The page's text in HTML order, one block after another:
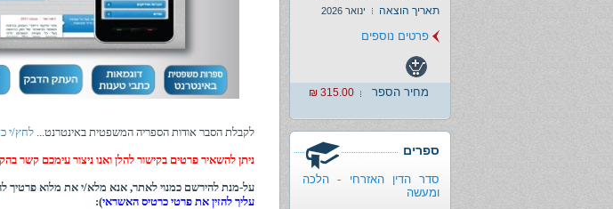
תאריך הוצאה ינואר 2026
מחיר הספר 315.00 ₪
פרטים נוספים
ספרים
סדר הדין האזרחי - הלכה
ומעשה
לקבלת הסבר אודות הספריה המשפטית באינטרנט... לחץ/י
ניתן להשאיר פרטים בקישור להלן ואנו ניצור עימכם קשר
על-מנת להירשם כמנוי לאתר, אנא מלא/י את מלוא פרטיך
עליך להזין את פרטי כרטיס האשראי):